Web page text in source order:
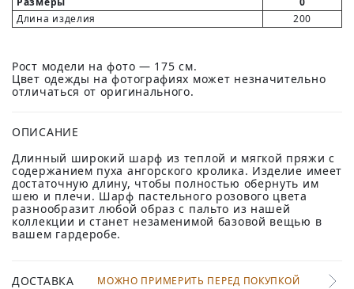
Длина изделия
200
Рост модели на фото — 175 см.
Цвет одежды на фотографиях может незначительно
отличаться от оригинального.
ОПИСАНИЕ
Длинный широкий шарф из теплой и мягкой пряжи с
содержанием пуха ангорского кролика. Изделие имеет
достаточную длину, чтобы полностью обернуть им
шею и плечи. Шарф пастельного розового цвета
разнообразит любой образ с пальто из нашей
коллекции и станет незаменимой базовой вещью в
вашем гардеробе.
ДОСТАВКА МОЖНО ПРИМЕРИТЬ ПЕРЕД ПОКУПКОЙ